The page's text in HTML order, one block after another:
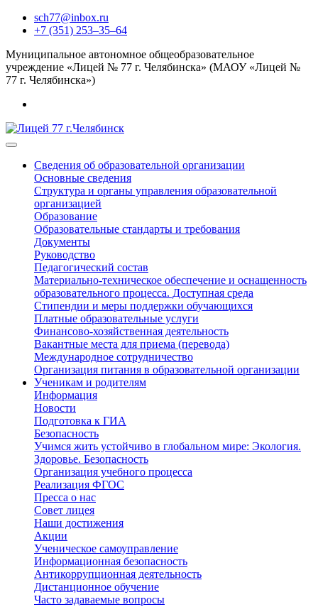
sch77@inbox.ru
+7 (351) 253‒35‒64
Муниципальное автономное общеобразовательное
учреждение «Лицей № 77 г. Челябинска» (МАОУ «Лицей №
77 г. Челябинска»)
Сведения об образовательной организации
Основные сведения
Структура и органы управления образовательной
организацией
Образование
Образовательные стандарты и требования
Документы
Руководство
Педагогический состав
Материально-техническое обеспечение и оснащенность
образовательного процесса. Доступная среда
Стипендии и меры поддержки обучающихся
Платные образовательные услуги
Финансово-хозяйственная деятельность
Вакантные места для приема (перевода)
Международное сотрудничество
Организация питания в образовательной организации
Ученикам и родителям
Информация
Новости
Подготовка к ГИА
Безопасность
Учимся жить устойчиво в глобальном мире: Экология.
Здоровье. Безопасность
Организация учебного процесса
Реализация ФГОС
Пресса о нас
Совет лицея
Наши достижения
Акции
Ученическое самоуправление
Информационная безопасность
Антикоррупционная деятельность
Дистанционное обучение
Часто задаваемые вопросы